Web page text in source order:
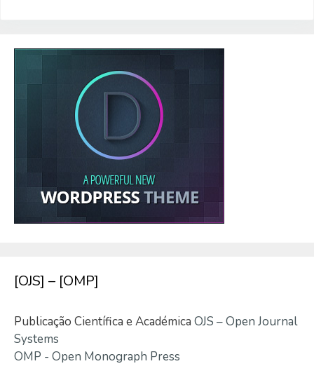
[OJS] – [OMP]
Publicação Científica e Académica OJS – Open Journal
Systems
OMP - Open Monograph Press